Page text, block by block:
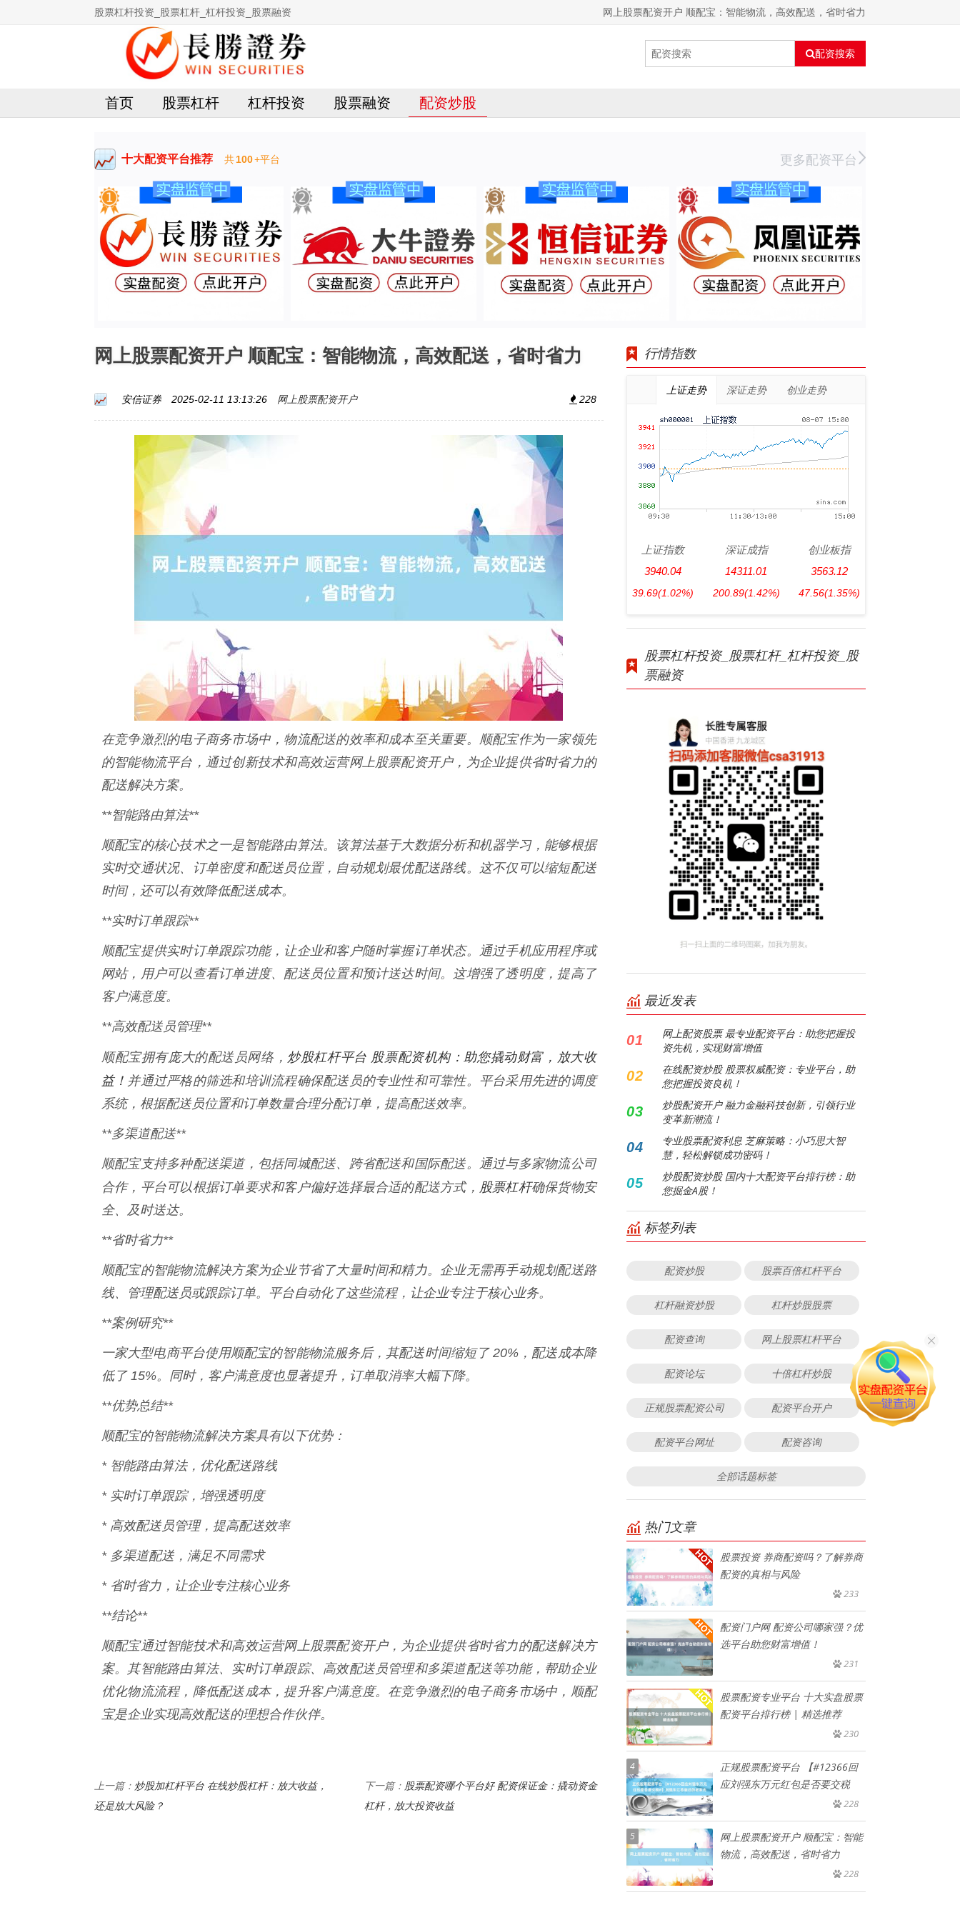
股票杠杆投资_股票杠杆_杠杆投资_股票融资 网上股票配资开户 顺配宝：智能物流，高效配送，省时省力
配资搜索
首页 股票杠杆 杠杆投资 股票融资 配资炒股
十大配资平台推荐 共100+平台 更多配资平台
网上股票配资开户 顺配宝：智能物流，高效配送，省时省力
安信证券 2025-02-11 13:13:26 网上股票配资开户 228
在竞争激烈的电子商务市场中，物流配送的效率和成本至关重要。顺配宝作为一家领先
的智能物流平台，通过创新技术和高效运营网上股票配资开户，为企业提供省时省力的
配送解决方案。
**智能路由算法**
顺配宝的核心技术之一是智能路由算法。该算法基于大数据分析和机器学习，能够根据
实时交通状况、订单密度和配送员位置，自动规划最优配送路线。这不仅可以缩短配送
时间，还可以有效降低配送成本。
**实时订单跟踪**
顺配宝提供实时订单跟踪功能，让企业和客户随时掌握订单状态。通过手机应用程序或
网站，用户可以查看订单进度、配送员位置和预计送达时间。这增强了透明度，提高了
客户满意度。
**高效配送员管理**
顺配宝拥有庞大的配送员网络， 炒股杠杆平台 股票配资机构：助您撬动财富，放大收
益！ 并通过严格的筛选和培训流程确保配送员的专业性和可靠性。平台采用先进的调度
系统，根据配送员位置和订单数量合理分配订单，提高配送效率。
**多渠道配送**
顺配宝支持多种配送渠道，包括同城配送、跨省配送和国际配送。通过与多家物流公司
合作，平台可以根据订单要求和客户偏好选择最合适的配送方式， 股票杠杆确保货物安
全、及时送达。
**省时省力**
顺配宝的智能物流解决方案为企业节省了大量时间和精力。企业无需再手动规划配送路
线、管理配送员或跟踪订单。平台自动化了这些流程，让企业专注于核心业务。
**案例研究**
一家大型电商平台使用顺配宝的智能物流服务后，其配送时间缩短了 20%，配送成本降
低了 15%。同时，客户满意度也显著提升，订单取消率大幅下降。
**优势总结**
顺配宝的智能物流解决方案具有以下优势：
* 智能路由算法，优化配送路线
* 实时订单跟踪，增强透明度
* 高效配送员管理，提高配送效率
* 多渠道配送，满足不同需求
* 省时省力，让企业专注核心业务
**结论**
顺配宝通过智能技术和高效运营网上股票配资开户，为企业提供省时省力的配送解决方
案。其智能路由算法、实时订单跟踪、高效配送员管理和多渠道配送等功能，帮助企业
优化物流流程，降低配送成本，提升客户满意度。在竞争激烈的电子商务市场中，顺配
宝是企业实现高效配送的理想合作伙伴。
上一篇： 炒股加杠杆平台 在线炒股杠杆：放大收益，
还是放大风险？
下一篇： 股票配资哪个平台好 配资保证金：撬动资金
杠杆，放大投资收益
行情指数
上证走势 深证走势 创业走势
上证指数
3940.04
39.69(1.02%)
深证成指
14311.01
200.89(1.42%)
创业板指
3563.12
47.56(1.35%)
股票杠杆投资_股票杠杆_杠杆投资_股
票融资
最近发表
01
网上配资股票 最专业配资平台：助您把握投
资先机，实现财富增值
02
在线配资炒股 股票权威配资：专业平台，助
您把握投资良机！
03
炒股配资开户 融力金融科技创新，引领行业
变革新潮流！
04
专业股票配资利息 芝麻策略：小巧思大智
慧，轻松解锁成功密码！
05
炒股配资炒股 国内十大配资平台排行榜：助
您掘金A股！
标签列表
配资炒股 股票百倍杠杆平台
杠杆融资炒股 杠杆炒股股票
配资查询 网上股票杠杆平台
配资论坛 十倍杠杆炒股
正规股票配资公司 配资平台开户
配资平台网址 配资咨询
全部话题标签
热门文章
股票投资 券商配资吗？了解券商
配资的真相与风险
233
配资门户网 配资公司哪家强？优
选平台助您财富增值！
231
股票配资专业平台 十大实盘股票
配资平台排行榜 | 精选推荐
230
4
正规股票配资平台 【#12366回
应刘强东万元红包是否要交税
228
5
网上股票配资开户 顺配宝：智能
物流，高效配送，省时省力
228